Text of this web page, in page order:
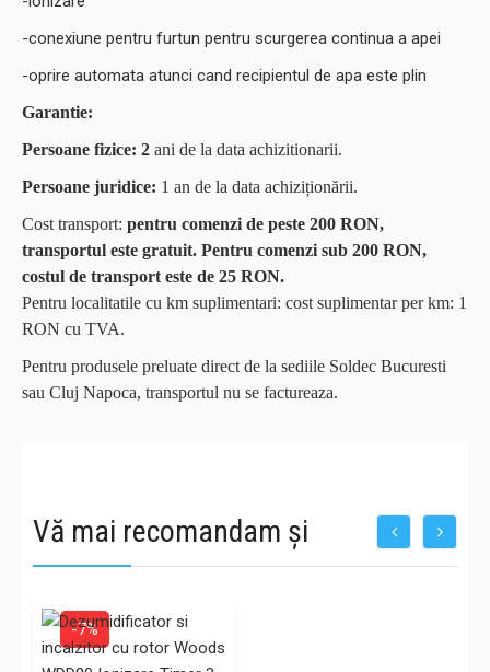
-conexiune pentru furtun pentru scurgerea continua a apei
-oprire automata atunci cand recipientul de apa este plin
Garantie:
Persoane fizice: 2 ani de la data achizitionarii.
Persoane juridice: 1 an de la data achiziționării.
Cost transport: pentru comenzi de peste 200 RON,
transportul este gratuit. Pentru comenzi sub 200 RON,
costul de transport este de 25 RON.
Pentru localitatile cu km suplimentari: cost suplimentar per km: 1
RON cu TVA.
Pentru produsele preluate direct de la sediile Soldec Bucuresti
sau Cluj Napoca, transportul nu se factureaza.
Vă mai recomandam și
-7%